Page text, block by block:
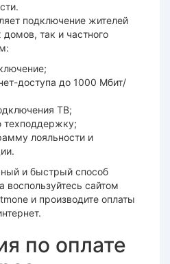
подключение жителей
так и частного
доступа до 1000 Мбит/
ТВ;
техподдержку;
лояльности и
и быстрый способ
воспользуйтесь сайтом
и производите оплаты
по оплате